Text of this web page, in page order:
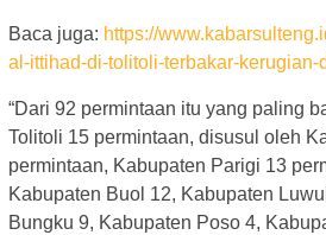
Baca juga: https://
al-ittihad-di-tolitoli-terbakar-kerugian-
“Dari 92 permintaan itu yang paling
Tolitoli 15 permintaan, disusul oleh
permintaan, Kabupaten Parigi 13
Kabupaten Buol 12, Kabupaten
Bungku 9, Kabupaten Poso 4,